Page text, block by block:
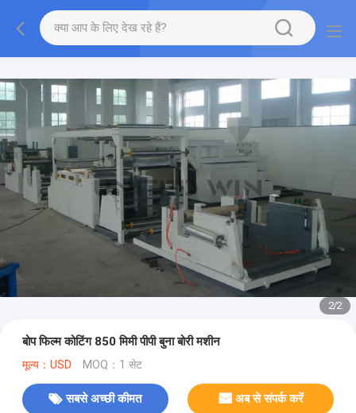
2/2
बोप फिल्म कोटिंग 850 मिमी पीपी बुना बोरी मशीन
मूल्य：USD MOQ：1 सेट
सबसे अच्छी कीमत अब से संपर्क करें